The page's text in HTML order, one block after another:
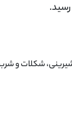
شیرینی، شکلات و